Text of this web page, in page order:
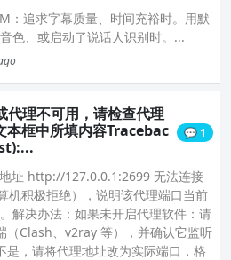
：追求字幕质量、时间充裕时。用默
色、或启动了说话人识别时。...
代理不可用，请检查代理
本框中所填内容Tracebac
💬 1
址 http://127.0.0.1:2699 无法连接
机积极拒绝），说明该代理端口当前
解决办法：如果未开启代理软件：请
（Clash、v2ray 等），并确认它监听
是，请将代理地址改为实际端口，格